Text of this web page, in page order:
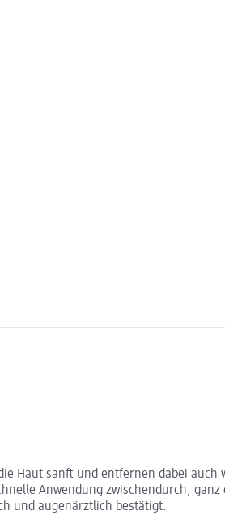
Haut sanft und entfernen dabei
Anwendung zwischendurch,
und augenärztlich bestätigt.